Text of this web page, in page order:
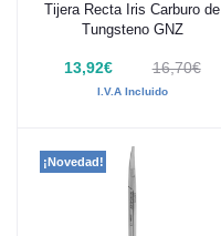
Añadir al carrito
Tijera Recta Iris Carburo de
Tungsteno GNZ
13,92€ 16,70€
I.V.A Incluido
¡Novedad!